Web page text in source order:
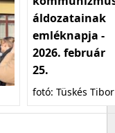
áldozatainak
emléknapja -
2026. február
25.
fotó: Tüskés Tibor